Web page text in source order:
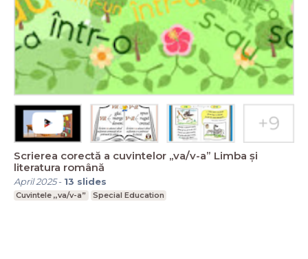
Scrierea corectă a cuvintelor ,,va/v-a” Limba și
literatura română
April 2025- 13 slides
Cuvintele ,,va/v-a” Special Education